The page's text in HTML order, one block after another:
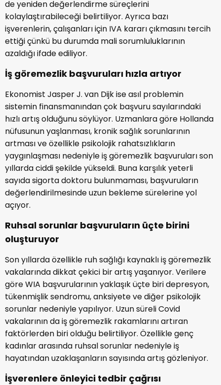
de yeniden değerlendirme süreçlerini
kolaylaştırabileceği belirtiliyor. Ayrıca bazı
işverenlerin, çalışanları için IVA kararı çıkmasını tercih
ettiği çünkü bu durumda mali sorumluluklarının
azaldığı ifade ediliyor.
İş göremezlik başvuruları hızla artıyor
Ekonomist Jasper J. van Dijk ise asıl problemin
sistemin finansmanından çok başvuru sayılarındaki
hızlı artış olduğunu söylüyor. Uzmanlara göre Hollanda
nüfusunun yaşlanması, kronik sağlık sorunlarının
artması ve özellikle psikolojik rahatsızlıkların
yaygınlaşması nedeniyle iş göremezlik başvuruları son
yıllarda ciddi şekilde yükseldi. Buna karşılık yeterli
sayıda sigorta doktoru bulunmaması, başvuruların
değerlendirilmesinde uzun bekleme sürelerine yol
açıyor.
Ruhsal sorunlar başvuruların üçte birini
oluşturuyor
Son yıllarda özellikle ruh sağlığı kaynaklı iş göremezlik
vakalarında dikkat çekici bir artış yaşanıyor. Verilere
göre WIA başvurularının yaklaşık üçte biri depresyon,
tükenmişlik sendromu, anksiyete ve diğer psikolojik
sorunlar nedeniyle yapılıyor. Uzun süreli Covid
vakalarının da iş göremezlik rakamlarını artıran
faktörlerden biri olduğu belirtiliyor. Özellikle genç
kadınlar arasında ruhsal sorunlar nedeniyle iş
hayatından uzaklaşanların sayısında artış gözleniyor.
İşverenlere önleyici tedbir çağrısı